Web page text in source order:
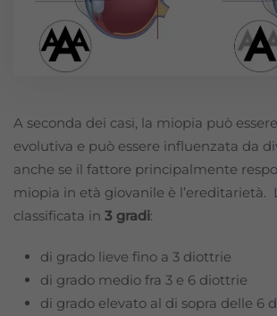
A seconda dei casi, la miopia può
evolutiva e può essere influenzata da
anche se il fattore principalmente
miopia in età giovanile è l’ereditarietà.
classificata in 3 gradi:
di grado lieve fino a 3 diottrie
di grado medio fra 3 e 6 diottrie
di grado elevato al di sopra delle 6